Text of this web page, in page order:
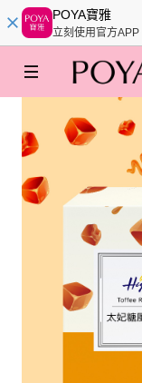
POYA寶雅
立刻使用官方APP